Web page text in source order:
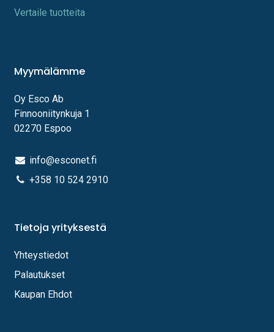
Vertaile tuotteita
Myymälämme
Oy Esco Ab
Finnooniitynkuja 1
02270 Espoo
info@esconet.fi
+358 10 524 2910
Tietoja yrityksestä
Yhteystiedot
Palautukset
Kaupan Ehdot